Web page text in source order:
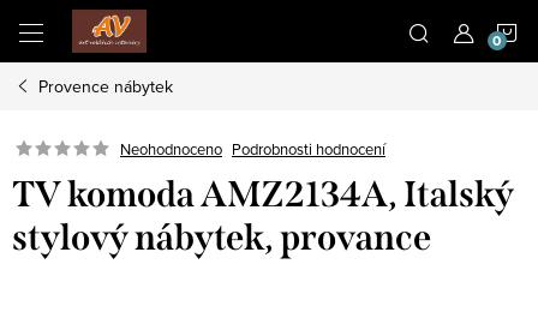
obsah
Provence nábytek
Neohodnoceno Podrobnosti hodnocení
TV komoda AMZ2134A, Italský
stylový nábytek, provance